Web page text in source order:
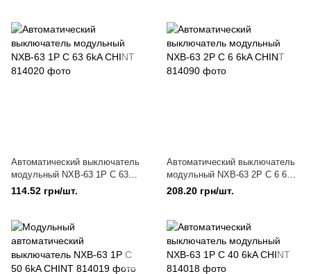
Автоматический выключатель
модульный NXB-63 1P C 63
6kA CHINT
114.52 грн/шт.
Автоматический выключатель
модульный NXB-63 2P C 6 6kA
CHINT
208.20 грн/шт.